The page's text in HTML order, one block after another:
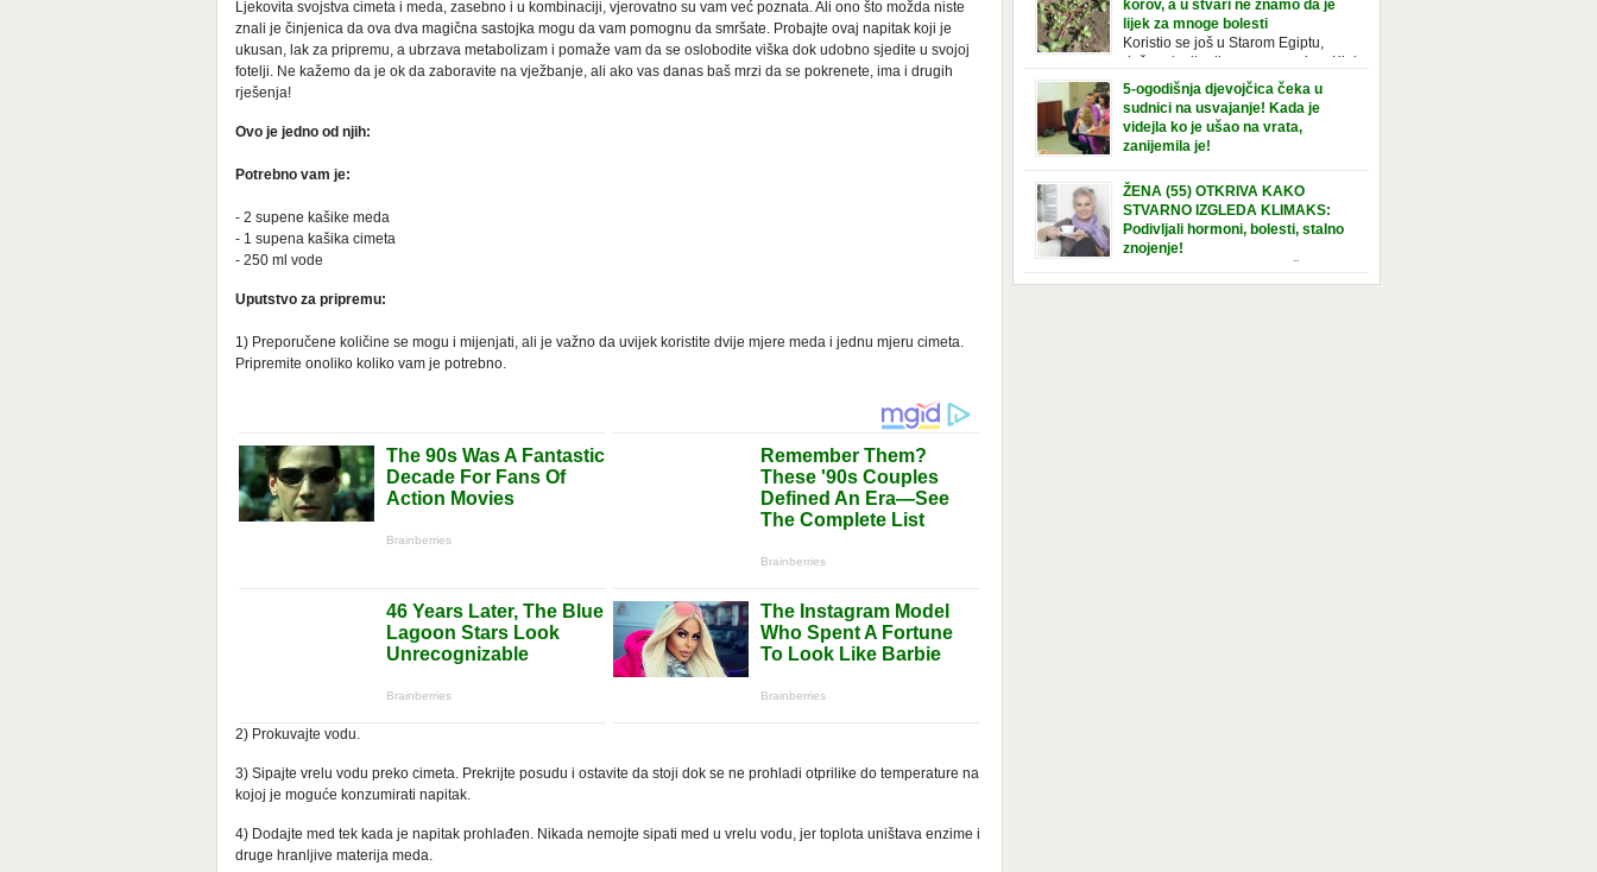
Ljekovita svojstva cimeta i meda, zasebno i u kombinaciji, vjerovatno su vam već poznata. Ali ono što možda niste
znali je činjenica da ova dva magična sastojka mogu da vam pomognu da smršate. Probajte ovaj napitak koji je
ukusan, lak za pripremu, a ubrzava metabolizam i pomaže vam da se oslobodite viška dok udobno sjedite u svojoj
fotelji. Ne kažemo da je ok da zaboravite na vježbanje, ali ako vas danas baš mrzi da se pokrenete, ima i drugih
rješenja!
Ovo je jedno od njih:
Potrebno vam je:
- 2 supene kašike meda
- 1 supena kašika cimeta
- 250 ml vode
Uputstvo za pripremu:
1) Preporučene količine se mogu i mijenjati, ali je važno da uvijek koristite dvije mjere meda i jednu mjeru cimeta.
Pripremite onoliko koliko vam je potrebno.
2) Prokuvajte vodu.
3) Sipajte vrelu vodu preko cimeta. Prekrijte posudu i ostavite da stoji dok se ne prohladi otprilike do temperature na
kojoj je moguće konzumirati napitak.
4) Dodajte med tek kada je napitak prohlađen. Nikada nemojte sipati med u vrelu vodu, jer toplota uništava enzime i
druge hranljive materija meda.
kod novorođenih beba. Video je snimila babica,
pregledalo ga je preko 80 miliona ljudi. Ove
babice su ostale u čudu nakon što su vidjeli kako
korov, a u stvari ne znamo da je
lijek za mnoge bolesti
Koristio se još u Starom Egiptu,
duže od milenijuma se uzgaja u Kini
i Indiji, Francuzi od njega prave različita
tradicionalna jela i čorbe… Jedino mi gazimo po
njemu, čupamo ga i bacamo kao korov! Tušt je
jednogodišnji, ali vrlo uporan “korov” koji, ka­da
nam se jednom nastani u bašti ili dvorištu, teško
5-ogodišnja djevojčica čeka u
sudnici na usvajanje! Kada je
videjla ko je ušao na vrata,
zanijemila je!
zbrinuta u hraniteljskoj porodici. Sada, u svojoj 5.
godini, dočekala je momenat usvajanja, kada će
dobiti novu, stalnu porodicu. Ovaj dan je bio
veoma poseban za djevojčicu i njenu novu
porodicu, ali je uskoro postao još čarobniji,
ŽENA (55) OTKRIVA KAKO
STVARNO IZGLEDA KLIMAKS:
Podivljali hormoni, bolesti, stalno
znojenje!
“Bila sam slomljena, naslušala sam
se o tome da ću uskoro izgledati kao da imam